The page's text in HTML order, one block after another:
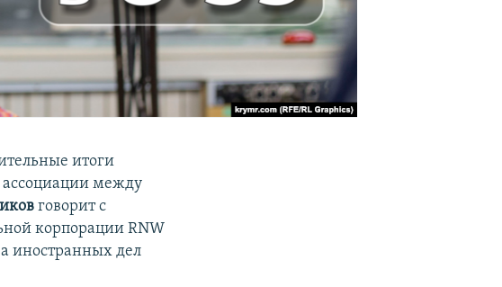
итоги
ассоциации между
говорит с
корпорации RNW
иностранных дел